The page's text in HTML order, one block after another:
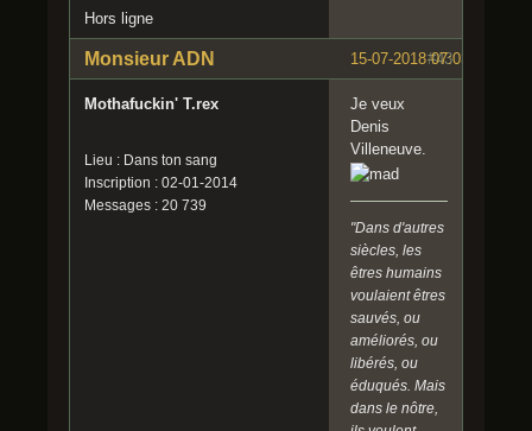
Hors ligne
#43
15-07-2018 07:03:36
Monsieur ADN
Mothafuckin' T.rex
Lieu : Dans ton sang
Inscription : 02-01-2014
Messages : 20 739
Je veux
Denis
Villeneuve.
"Dans d'autres
siècles, les
êtres humains
voulaient êtres
sauvés, ou
améliorés, ou
libérés, ou
éduqués. Mais
dans le nôtre,